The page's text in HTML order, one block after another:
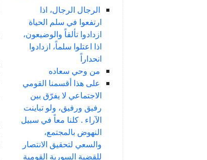
الرجال الرجال، اذا
ارتفعوا في سلم الحياة
ازدادوا تألقاً والوضيعون،
اذا اعتلوا سلماً، ازدادوا
انحداراً
من وحي سعاده
على هذا أقسمنا القومي
الاجتماعي لا يفرّق بين
رفيق ورفيق، ولو تباينت
الآراء . كلنا معاً في سبيل
النهوض بالمجتمع،
والسعي لتحقيق الانتصار
للقضية السورية القومية